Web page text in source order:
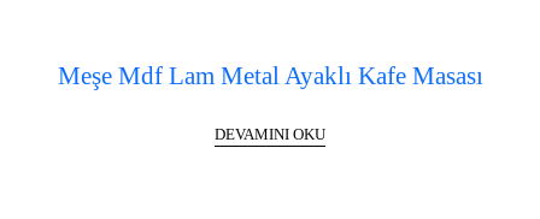
Meşe Mdf Lam Metal Ayaklı Kafe Masası
DEVAMINI OKU